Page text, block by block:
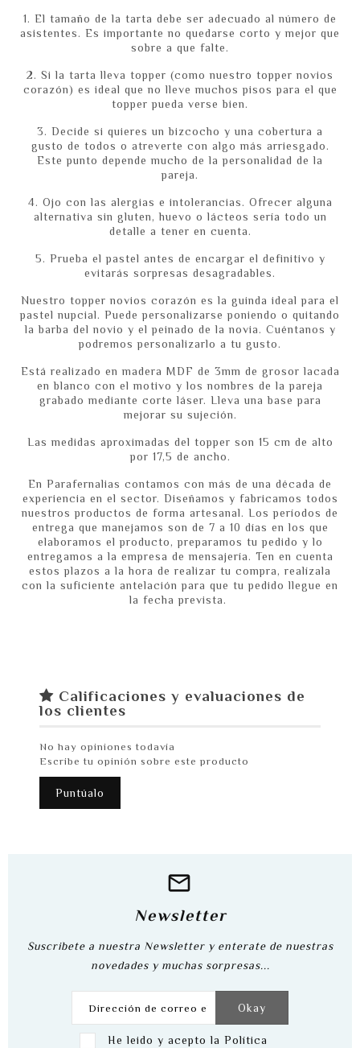
1. El tamaño de la tarta debe ser adecuado al número de
asistentes. Es importante no quedarse corto y mejor que
sobre a que falte.
2. Si la tarta lleva topper (como nuestro topper novios
corazón) es ideal que no lleve muchos pisos para el que
topper pueda verse bien.
3. Decide si quieres un bizcocho y una cobertura a
gusto de todos o atreverte con algo más arriesgado.
Este punto depende mucho de la personalidad de la
pareja.
4. Ojo con las alergias e intolerancias. Ofrecer alguna
alternativa sin gluten, huevo o lácteos sería todo un
detalle a tener en cuenta.
5. Prueba el pastel antes de encargar el definitivo y
evitarás sorpresas desagradables.
Nuestro topper novios corazón es la guinda ideal para el
pastel nupcial. Puede personalizarse poniendo o quitando
la barba del novio y el peinado de la novia. Cuéntanos y
podremos personalizarlo a tu gusto.
Está realizado en madera MDF de 3mm de grosor lacada
en blanco con el motivo y los nombres de la pareja
grabado mediante corte láser. Lleva una base para
mejorar su sujeción.
Las medidas aproximadas del topper son 15 cm de alto
por 17,5 de ancho.
En Parafernalias contamos con más de una década de
experiencia en el sector. Diseñamos y fabricamos todos
nuestros productos de forma artesanal. Los períodos de
entrega que manejamos son de 7 a 10 días en los que
elaboramos el producto, preparamos tu pedido y lo
entregamos a la empresa de mensajería. Ten en cuenta
estos plazos a la hora de realizar tu compra, realízala
con la suficiente antelación para que tu pedido llegue en
la fecha prevista.
Calificaciones y evaluaciones de
los clientes
No hay opiniones todavía
Escribe tu opinión sobre este producto
Puntúalo
Newsletter
Suscribete a nuestra Newsletter y enterate de nuestras
novedades y muchas sorpresas...
He leido y acepto la Política